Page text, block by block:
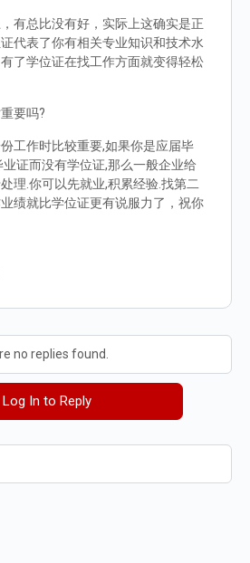
有总比没有好，实际上这确实是正
代表了你有相关专业知识和技术水
了学位证在找工作方面就变得轻松
要吗?
工作时比较重要,如果你是应届毕
证而没有学位证,那么一般企业给
理.你可以先就业,积累经验.找第二
绩就比学位证更有说服力了，祝你
no replies found.
Log In to Reply